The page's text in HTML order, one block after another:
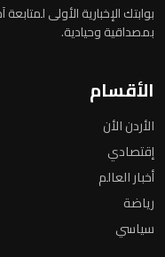
بوابتك الإخبارية الأولى
بمصداقية وحيادية.
الأقسام
الأردن الأن
إقتصادي
أخبار العالم
رياضة
سياسي